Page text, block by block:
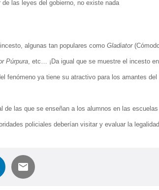
las leyes del gobierno, no existe nada
algunas tan populares como Gladiator
Púrpura, etc… ¡Da igual que se muestre el incesto
fenómeno ya tiene su atractivo para los amantes del
de las que se enseñan a los alumnos en las
policiales deberían visitar y evaluar la